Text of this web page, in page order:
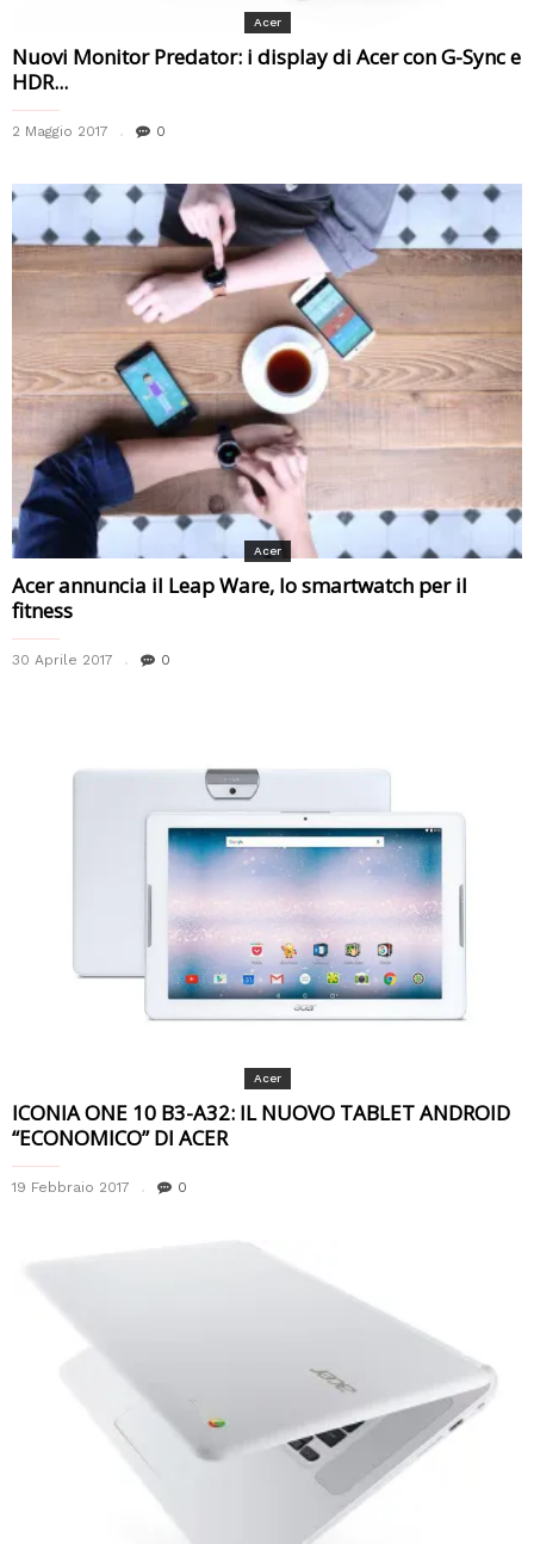
Acer
Nuovi Monitor Predator: i display di Acer con G-Sync e
HDR...
2 Maggio 2017 0
Acer
Acer annuncia il Leap Ware, lo smartwatch per il
fitness
30 Aprile 2017 0
Acer
ICONIA ONE 10 B3-A32: IL NUOVO TABLET ANDROID
“ECONOMICO” DI ACER
19 Febbraio 2017 0